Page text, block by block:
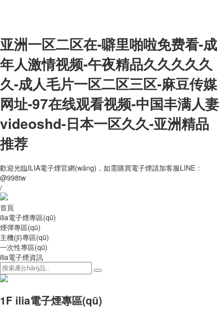
亚洲一区二区在-噼里啪啦免费看-成
年人激情视频-午夜精品久久久久久
久-成人毛片一区二区三区-麻豆传媒
网址-97在线观看视频-中国丰满人妻
videoshd-日本一区久久-亚洲精品
推荐
歡迎光臨ILIA電子煙官網(wǎng)，如需購買電子煙請加客服LINE：
@998tw
/
首頁
ilia電子煙專區(qū)
煙彈專區(qū)
主機(jī)專區(qū)
一次性專區(qū)
ilia電子煙資訊
1F ilia電子煙專區(qū)